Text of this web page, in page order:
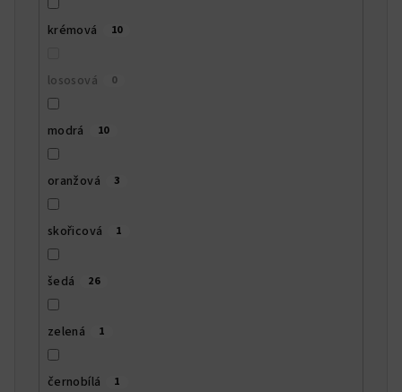
krémová 10
lososová 0
modrá 10
oranžová 3
skořicová 1
šedá 26
zelená 1
černobílá 1